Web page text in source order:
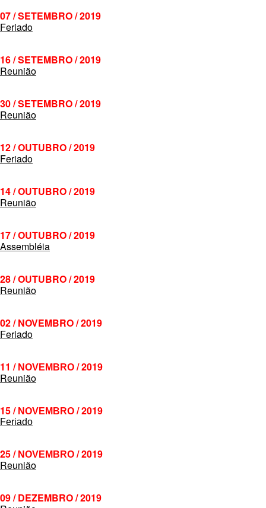
07 / SETEMBRO / 2019
Feriado
16 / SETEMBRO / 2019
Reunião
30 / SETEMBRO / 2019
Reunião
12 / OUTUBRO / 2019
Feriado
14 / OUTUBRO / 2019
Reunião
17 / OUTUBRO / 2019
Assembléia
28 / OUTUBRO / 2019
Reunião
02 / NOVEMBRO / 2019
Feriado
11 / NOVEMBRO / 2019
Reunião
15 / NOVEMBRO / 2019
Feriado
25 / NOVEMBRO / 2019
Reunião
09 / DEZEMBRO / 2019